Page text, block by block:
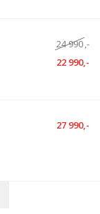
24 990,-
22 990,-
27 990,-